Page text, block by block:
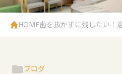
HOME歯を抜かずに残したい！
ブログ